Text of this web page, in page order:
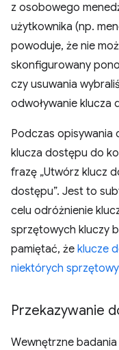
z osobowego
użytkownika (np.
powoduje, że nie
skonfigurowany
czy usuwania
odwoływanie klucza
Podczas opisywania
klucza dostępu do
frazę „Utwórz klucz
dostępu”. Jest to
celu odróżnienie
sprzętowych kluczy
pamiętać, że klucze
niektórych
Przekazywanie
Wewnętrzne badania